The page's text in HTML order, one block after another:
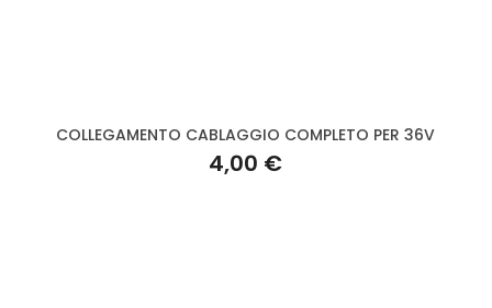
COLLEGAMENTO CABLAGGIO COMPLETO PER 36V
4,00 €